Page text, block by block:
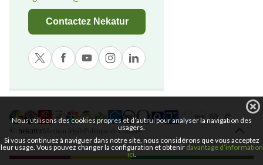
Contactez Nekatur
© nekatur Politique de Cookies
Nous utilisons des cookies propres et d’autrui pour analyser la navigation des
usagers.
Si vous continuez à naviguer dans notre site, nous considérons que vous acceptez
leur usage. Vous pouvez changer la configuration et obtenir davantage d’information
ici.